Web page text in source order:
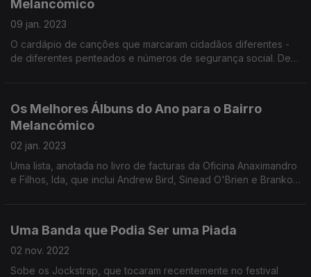
Melancómico
09 jan. 2023
O cardápio de canções que marcaram cidadãos diferentes -
de diferentes penteados e números de segurança social. De
Os Melhores Álbuns do Ano para o Bairro
Melancómico
02 jan. 2023
Uma lista, anotada no livro de facturas da Oficina Anaximandro
e Filhos, lda, que inclui Andrew Bird, Sinead O'Brien e Branko
Uma Banda que Podia Ser uma Piada
02 nov. 2022
Sobe os Jockstrap, que tocaram recentemente no festival